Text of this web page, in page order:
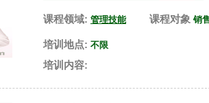
课程领域: 管理技能 课程对象 销
培训地点: 不限
培训内容: